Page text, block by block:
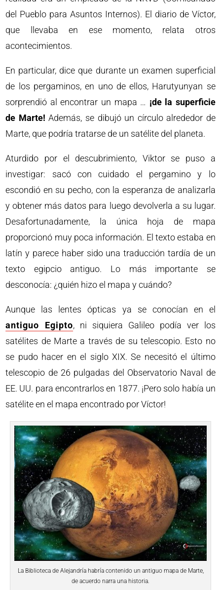
del Pueblo para Asuntos Internos). El diario de Víctor,
que llevaba en ese momento, relata otros
acontecimientos.
En particular, dice que durante un examen superficial
de los pergaminos, en uno de ellos, Harutyunyan se
sorprendió al encontrar un mapa … ¡de la superficie
de Marte! Además, se dibujó un círculo alrededor de
Marte, que podría tratarse de un satélite del planeta.
Aturdido por el descubrimiento, Viktor se puso a
investigar: sacó con cuidado el pergamino y lo
escondió en su pecho, con la esperanza de analizarla
y obtener más datos para luego devolverla a su lugar.
Desafortunadamente, la única hoja de mapa
proporcionó muy poca información. El texto estaba en
latín y parece haber sido una traducción tardía de un
texto egipcio antiguo. Lo más importante se
desconocía: ¿quién hizo el mapa y cuándo?
Aunque las lentes ópticas ya se conocían en el
antiguo Egipto, ni siquiera Galileo podía ver los
satélites de Marte a través de su telescopio. Esto no
se pudo hacer en el siglo XIX. Se necesitó el último
telescopio de 26 pulgadas del Observatorio Naval de
EE. UU. para encontrarlos en 1877. ¡Pero solo había un
satélite en el mapa encontrado por Víctor!
La Biblioteca de Alejandría habría contenido un antiguo mapa de Marte,
de acuerdo narra una historia.